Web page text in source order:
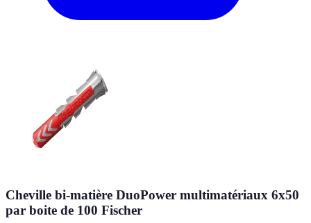
Cheville bi-matière DuoPower multimatériaux 6x50
par boite de 100 Fischer